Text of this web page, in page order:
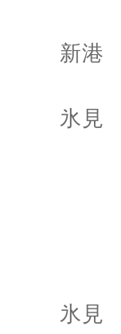
新
九
氷
七
九
サ
八
氷